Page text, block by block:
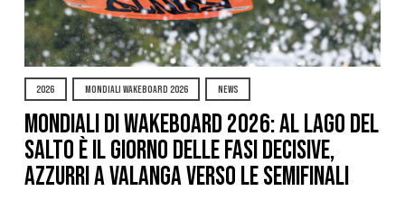
2026 MONDIALI WAKEBOARD 2026 NEWS
Mondiali di Wakeboard 2026: al Lago del
Salto è il giorno delle fasi decisive,
azzurri a valanga verso le semifinali